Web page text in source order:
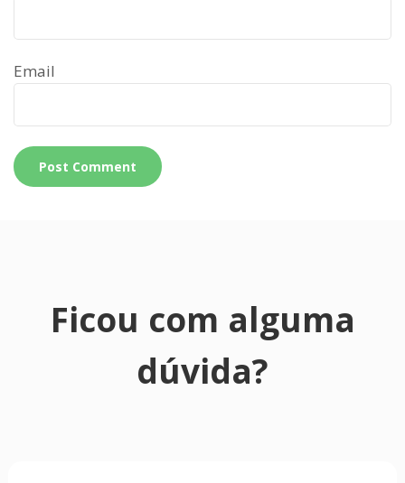
Email
Ficou com alguma
dúvida?